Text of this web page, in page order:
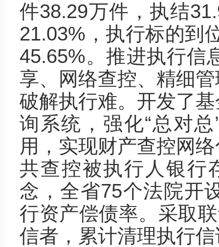
件38.29万件，执结
21.03%，执行标的到
45.65%。推进执行信
享、网络查控、精细
破解执行难。开发了
询系统，强化“总对
用，实现财产查控网
共查控被执行人银行
念，全省75个法院开
行资产偿债率。采取
信者，累计清理执行